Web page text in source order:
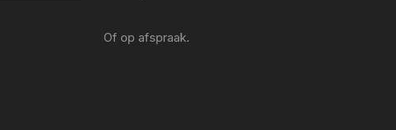
Of op afspraak.